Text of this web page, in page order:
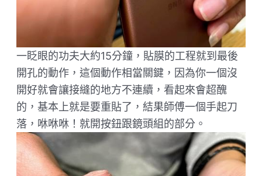
一眨眼的功夫大約15分鐘，貼膜的工程就到最後
開孔的動作，這個動作相當關鍵，因為你一個沒
開好就會讓接縫的地方不連續，看起來會超醜
的，基本上就是要重貼了，結果師傅一個手起刀
落，咻咻咻！就開按鈕跟鏡頭組的部分。